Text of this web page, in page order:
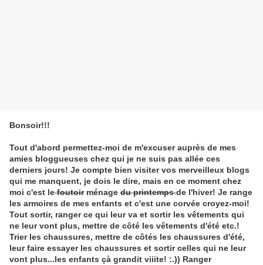
Bonsoir!!!
Tout d'abord permettez-moi de m'excuser auprès de mes
amies bloggueuses chez qui je ne suis pas allée ces
derniers jours! Je compte bien visiter vos merveilleux blogs
qui me manquent, je dois le dire, mais en ce moment chez
moi c'est lefoutoirménage du printempsde l'hiver! Je range
les armoires de mes enfants et c'est une corvée croyez-moi!
Tout sortir, ranger ce qui leur va et sortir les vêtements qui
ne leur vont plus, mettre de côté les vêtements d'été etc.!
Trier les chaussures, mettre de côtés les chaussures d'été,
leur faire essayer les chaussures et sortir celles qui ne leur
vont plus...les enfants çà grandit viiite! :.)) Ranger